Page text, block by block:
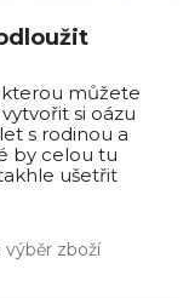
kterou můžete
si oázu
s rodinou a
by celou tu
ušetřit
výběr zboží